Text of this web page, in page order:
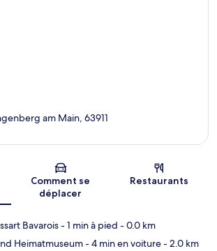
Carte
am Main, 63911
Comment se
déplacer
Restaurants
Bavarois- 1 min à pied - 0.0 km
Heimatmuseum- 4 min en voiture- 2.0 km